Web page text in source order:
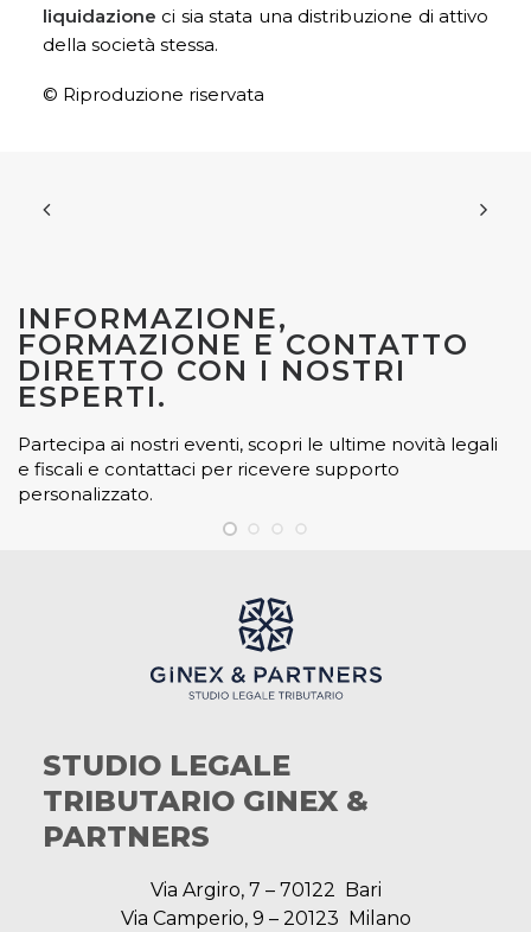
liquidazione ci sia stata una distribuzione di attivo
della società stessa.
© Riproduzione riservata
INFORMAZIONE,
FORMAZIONE E CONTATTO
DIRETTO CON I NOSTRI
ESPERTI.
Partecipa ai nostri eventi, scopri le ultime novità legali
e fiscali e contattaci per ricevere supporto
personalizzato.
STUDIO LEGALE
TRIBUTARIO GINEX &
PARTNERS
Via Argiro, 7 – 70122 Bari
Via Camperio, 9 – 20123 Milano